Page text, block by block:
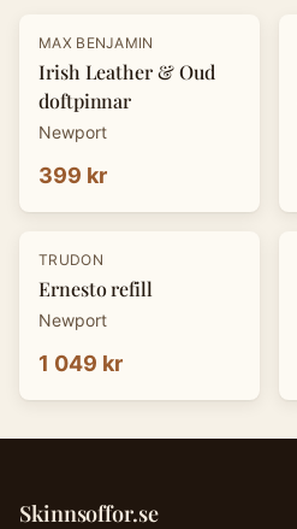
MAX BENJAMIN
Irish Leather & Oud
doftpinnar
Newport
399 kr
TRUDON
Ernesto refill
Newport
1 049 kr
Skinnsoffor.se